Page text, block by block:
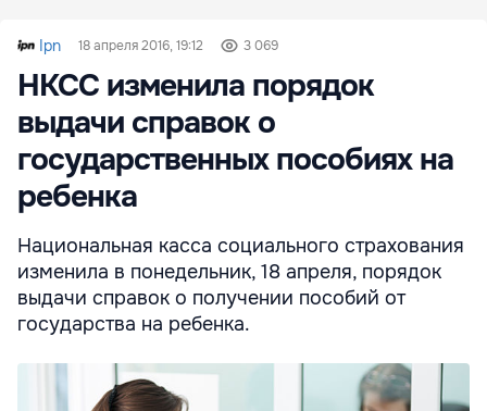
Ipn 18 апреля 2016, 19:12 3 069
НКСС изменила порядок
выдачи справок о
государственных пособиях на
ребенка
Национальная касса социального страхования
изменила в понедельник, 18 апреля, порядок
выдачи справок о получении пособий от
государства на ребенка.